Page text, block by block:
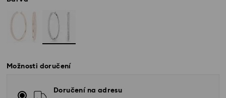
Možnosti doručení
Doručení na adresu